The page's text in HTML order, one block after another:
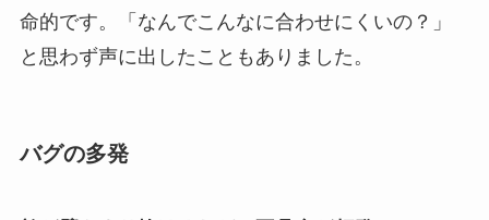
命的です。「なんでこんなに合わせにくいの？」
と思わず声に出したこともありました。
バグの多発